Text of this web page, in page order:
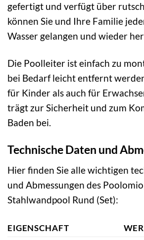
gefertigt und verfügt über
können Sie und Ihre Familie
Wasser gelangen und wieder
Die Poolleiter ist einfach zu
bei Bedarf leicht entfernt
für Kinder als auch für
trägt zur Sicherheit und zum
Baden bei.
Technische Daten und
Hier finden Sie alle wichtigen
und Abmessungen des
Stahlwandpool Rund (Set):
EIGENSCHAFT